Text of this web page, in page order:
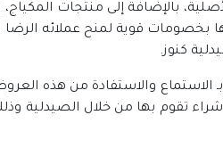
بالإضافة إلى منتجات المكياج،
بخصومات قوية لمنح عملائه الرضا
كنوز.
شراء تقوم بها من خلال الصيدلية